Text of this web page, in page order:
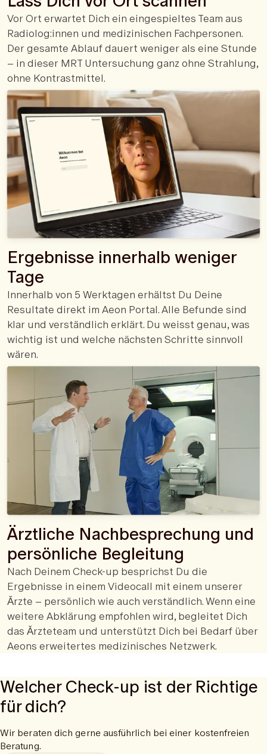
Vor Ort erwartet Dich ein eingespieltes Team aus
Radiolog:innen und medizinischen Fachpersonen.
Der gesamte Ablauf dauert weniger als eine Stunde
– in dieser MRT Untersuchung ganz ohne Strahlung,
ohne Kontrastmittel.
Ergebnisse innerhalb weniger
Tage
Innerhalb von 5 Werktagen erhältst Du Deine
Resultate direkt im Aeon Portal. Alle Befunde sind
klar und verständlich erklärt. Du weisst genau, was
wichtig ist und welche nächsten Schritte sinnvoll
wären.
Ärztliche Nachbesprechung und
persönliche Begleitung
Nach Deinem Check-up besprichst Du die
Ergebnisse in einem Videocall mit einem unserer
Ǎrzte – persönlich wie auch verständlich. Wenn eine
weitere Abklärung empfohlen wird, begleitet Dich
das Ǎrzteteam und unterstützt Dich bei Bedarf über
Aeons erweitertes medizinisches Netzwerk.
Welcher Check-up ist der Richtige
für dich?
Wir beraten dich gerne ausführlich bei einer kostenfreien
Beratung.